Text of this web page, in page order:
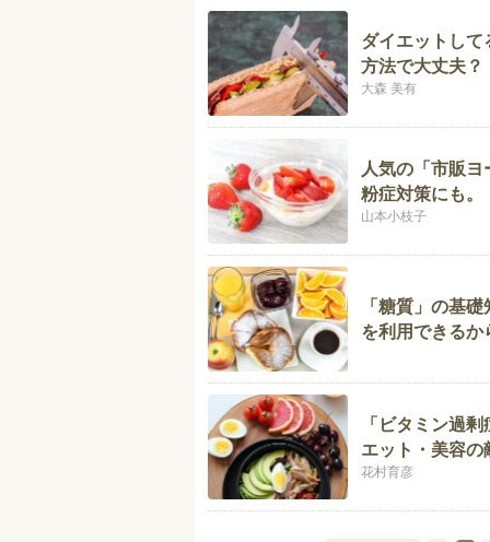
ダイエットして
方法で大丈夫？
大森 美有
人気の「市販
粉症対策にも。
山本小枝子
「糖質」の基
を利用できるか
「ビタミン過
エット・美容の
花村育彦